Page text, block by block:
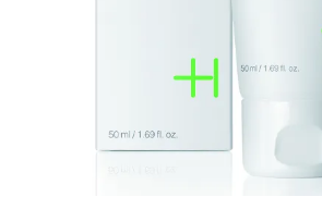
Behandelingen